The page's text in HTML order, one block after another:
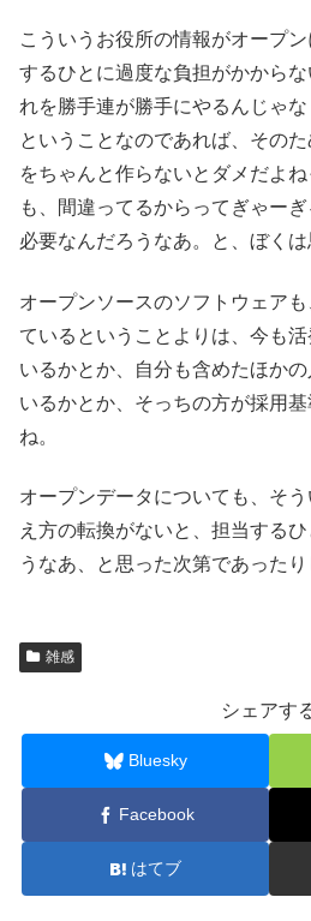
こういうお役所の情報がオープ
するひとに過度な負担がかから
れを勝手連が勝手にやるんじゃ
ということなのであれば、その
をちゃんと作らないとダメだよ
も、間違ってるからってぎゃー
必要なんだろうなあ。と、ぼくは
オープンソースのソフトウェア
ているということよりは、今も
いるかとか、自分も含めたほか
いるかとか、そっちの方が採用
ね。
オープンデータについても、そ
え方の転換がないと、担当する
うなあ、と思った次第であったり
雑感
シェアす
Bluesky
Facebook
はてブ